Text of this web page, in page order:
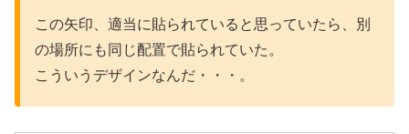
この矢印、適当に貼られていると思っていたら、別
の場所にも同じ配置で貼られていた。
こういうデザインなんだ・・・。